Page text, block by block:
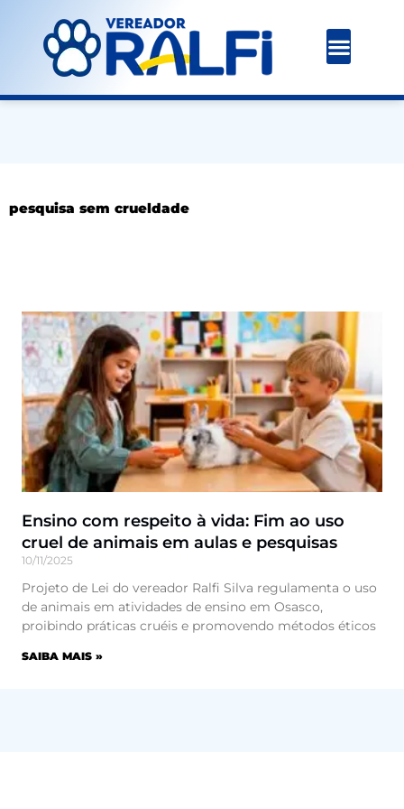
conteúdo
pesquisa sem crueldade
Ensino com respeito à vida: Fim ao uso
cruel de animais em aulas e pesquisas
10/11/2025
Projeto de Lei do vereador Ralfi Silva regulamenta o uso
de animais em atividades de ensino em Osasco,
proibindo práticas cruéis e promovendo métodos éticos
SAIBA MAIS »